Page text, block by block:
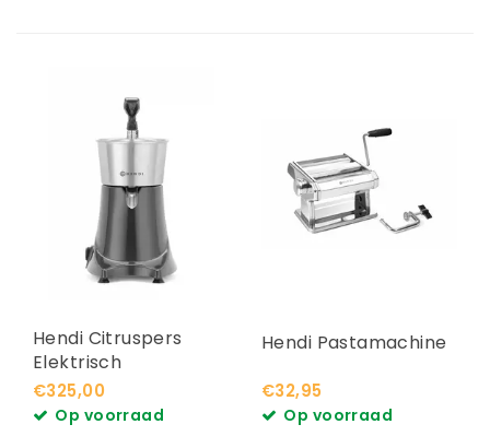
Hendi Citruspers
Elektrisch
€325,00
Op voorraad
Hendi Pastamachine
€32,95
Op voorraad